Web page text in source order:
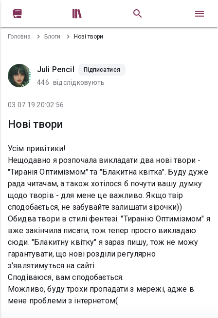
 
Головна Блоги Нові твори
Juli Pencil Підписатися
446 відслідковують
03.07.19 20:02:56
Нові твори
Усім привітики!
Нещодавно я розпочала викладати два нові твори -
"Тиранія Оптимізмом" та "Блакитна квітка". Буду дуже
рада читачам, а також хотілося б почути вашу думку
щодо творів - для мене це важливо. Якщо твір
сподобається, не забувайте залишати зірочки))
Обидва твори в стилі фентезі. "Тиранію Оптимізмом" я
вже закінчила писати, тож тепер просто викладаю
сюди. "Блакитну квітку" я зараз пишу, тож не можу
гарантувати, що нові розділи регулярно
з'являтимуться на сайті.
Сподіваюся, вам сподобається.
Можливо, буду трохи пропадати з мережі, адже в
мене проблеми з інтернетом(